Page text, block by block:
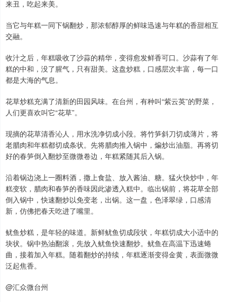
来丑，吃起来美。
当它与年糕一同下锅翻炒，那浓郁醇厚的鲜味迅速与年糕的香甜相互
交融。
收汁之后，年糕吸收了沙蒜的精华，变得愈发鲜香可口。沙蒜有了年
糕的中和，没了腥气，只有甜美。这盘炒糕，口感层次丰富，每一口
都是大海的气息。
花草炒糕充满了清新的田园风味。在台州，有种叫“紫云英”的野菜，
人们更喜欢叫它“花草”。
现摘的花草清香沁人，用水洗净切成小段。将竹笋斜刀切成薄片，将
老腊肉和年糕都切成条状。先将腊肉推入锅中，煸炒出油脂。再将切
好的春笋倒入翻炒至微微卷边，年糕紧随其后入锅。
沿着锅边浇上一圈料酒，撒上食盐、放入酱油、糖。猛火快炒中，年
糕变软，腊肉和春笋的香味因此渗透入糕中。临出锅前，将花草全部
倒入锅中，快速翻炒以免变老，出锅。这一盘，色泽翠绿，口感清
新，仿佛把春天吃进了嘴里。
鱿鱼炒糕，是年轻的味道。新鲜鱿鱼切成段状，年糕切成大小适中的
块状。锅中热油翻滚，先放入鱿鱼快速翻炒。鱿鱼在高温下迅速蜷
曲，接着加入年糕。随着翻炒的持续，年糕逐渐变得金黄，表面微微
泛起焦香。
@汇众微台州